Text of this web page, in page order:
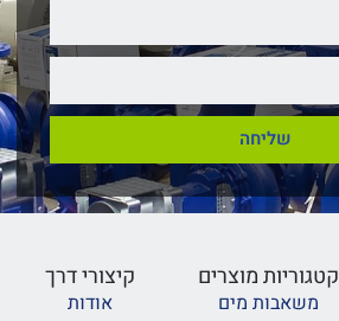
שליחה
קטגוריות מוצרים
משאבות מים
קיצורי דרך
אודות